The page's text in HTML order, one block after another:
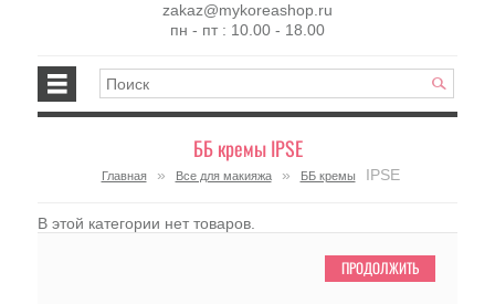
zakaz@mykoreashop.ru
пн - пт : 10.00 - 18.00
ББ кремы IPSE
Главная » Все для макияжа » ББ кремы IPSE
В этой категории нет товаров.
ПРОДОЛЖИТЬ